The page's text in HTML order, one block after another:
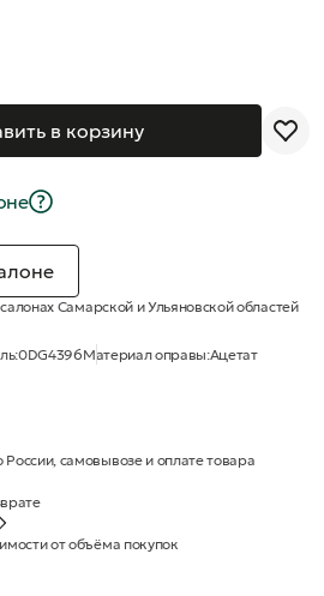
в корзину
Самарской и Ульяновской областей
0DG4396Материал оправы:Ацетат
самовывозе и оплате товара
от объёма покупок